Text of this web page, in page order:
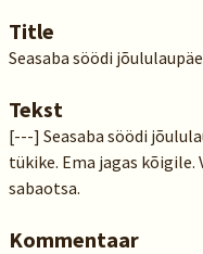
Title
Seasaba söödi
Tekst
[---] Seasaba söödi
tükike. Ema jagas kõigile.
sabaotsa.
Kommentaar